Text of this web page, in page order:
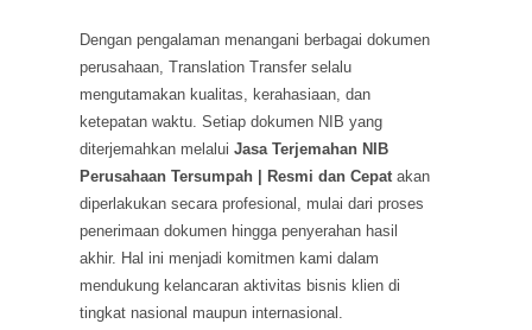
Dengan pengalaman menangani berbagai dokumen
perusahaan, Translation Transfer selalu
mengutamakan kualitas, kerahasiaan, dan
ketepatan waktu. Setiap dokumen NIB yang
diterjemahkan melaluiJasa Terjemahan NIB
Perusahaan Tersumpah | Resmi dan Cepatakan
diperlakukan secara profesional, mulai dari proses
penerimaan dokumen hingga penyerahan hasil
akhir. Hal ini menjadi komitmen kami dalam
mendukung kelancaran aktivitas bisnis klien di
tingkat nasional maupun internasional.